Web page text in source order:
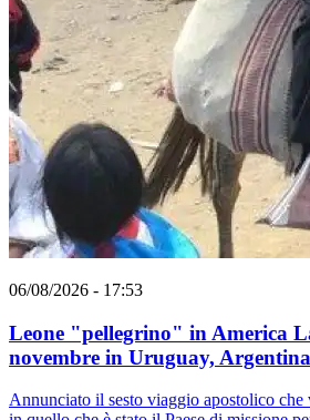
06/08/2026 - 17:53
Leone "pellegrino" in America
novembre in Uruguay,
Annunciato il sesto viaggio apostolico